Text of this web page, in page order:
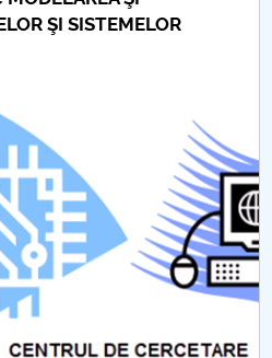
ADMITERE
ŞI SISTEMELOR